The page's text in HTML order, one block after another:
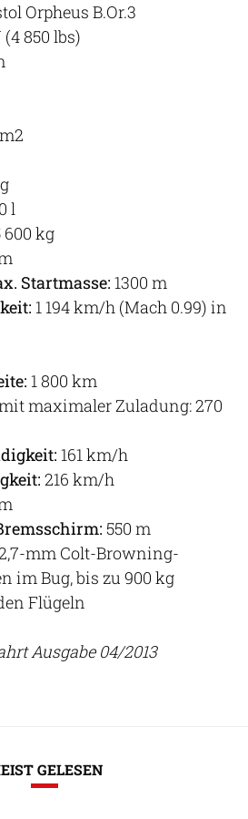
Orpheus B.Or.3
(4 850 lbs)
l
600 kg
Startmasse: 1300 m
1 194 km/h (Mach 0.99) in
1 800 km
maximaler Zuladung: 270
161 km/h
216 km/h
550 m
mm Colt-Browning-
im Bug, bis zu 900 kg
Flügeln
Ausgabe 04/2013
GELESEN